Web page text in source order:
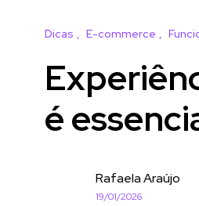
Dicas E-commerce
é
Rafaela Araújo
19/01/2026